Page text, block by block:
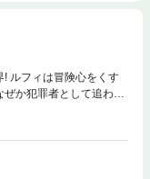
ルフィは冒険心をくす
か犯罪者として追われ
を巡る海洋冒険ロマン!!